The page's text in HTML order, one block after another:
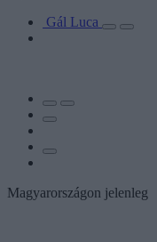
Gál Luca
Magyarországon jelenleg